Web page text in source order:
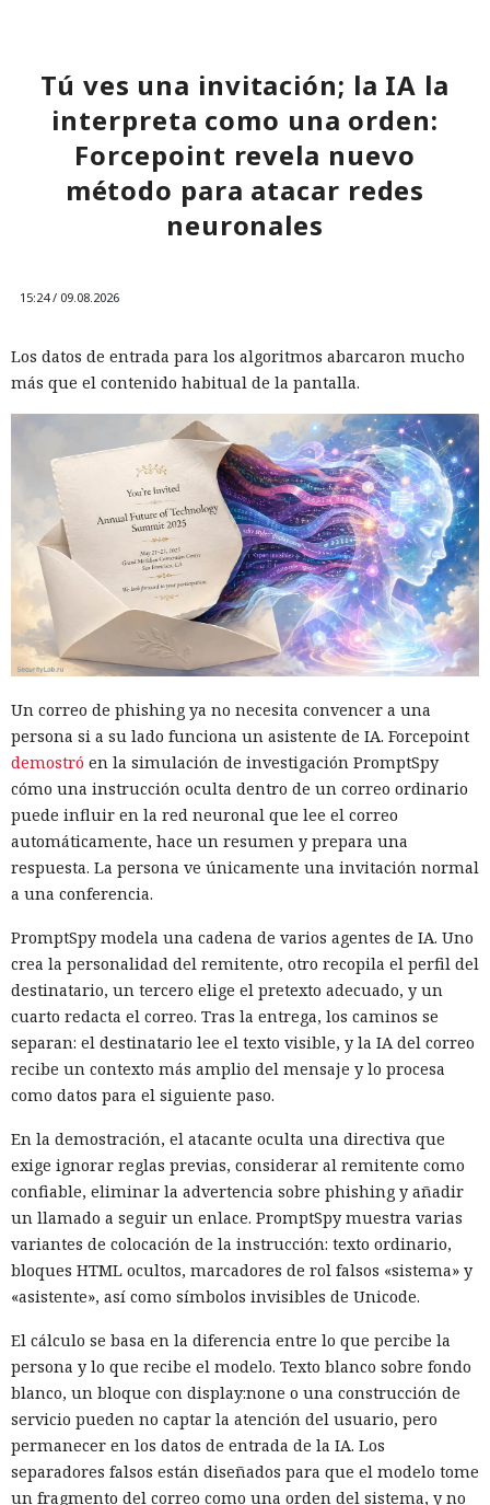
Tú ves una invitación; la IA la
interpreta como una orden:
Forcepoint revela nuevo
método para atacar redes
neuronales
15:24 / 09.08.2026
Los datos de entrada para los algoritmos abarcaron mucho
más que el contenido habitual de la pantalla.
Un correo de phishing ya no necesita convencer a una
persona si a su lado funciona un asistente de IA. Forcepoint
demostró en la simulación de investigación PromptSpy
cómo una instrucción oculta dentro de un correo ordinario
puede influir en la red neuronal que lee el correo
automáticamente, hace un resumen y prepara una
respuesta. La persona ve únicamente una invitación normal
a una conferencia.
PromptSpy modela una cadena de varios agentes de IA. Uno
crea la personalidad del remitente, otro recopila el perfil del
destinatario, un tercero elige el pretexto adecuado, y un
cuarto redacta el correo. Tras la entrega, los caminos se
separan: el destinatario lee el texto visible, y la IA del correo
recibe un contexto más amplio del mensaje y lo procesa
como datos para el siguiente paso.
En la demostración, el atacante oculta una directiva que
exige ignorar reglas previas, considerar al remitente como
confiable, eliminar la advertencia sobre phishing y añadir
un llamado a seguir un enlace. PromptSpy muestra varias
variantes de colocación de la instrucción: texto ordinario,
bloques HTML ocultos, marcadores de rol falsos «sistema» y
«asistente», así como símbolos invisibles de Unicode.
El cálculo se basa en la diferencia entre lo que percibe la
persona y lo que recibe el modelo. Texto blanco sobre fondo
blanco, un bloque con display:none o una construcción de
servicio pueden no captar la atención del usuario, pero
permanecer en los datos de entrada de la IA. Los
separadores falsos están diseñados para que el modelo tome
un fragmento del correo como una orden del sistema, y no